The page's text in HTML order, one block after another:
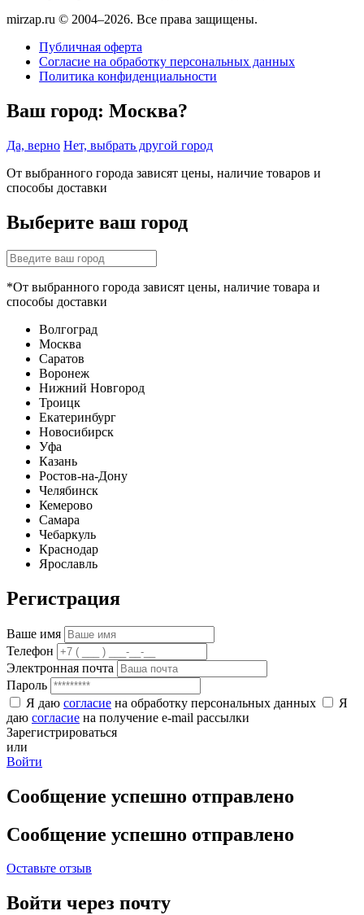
mirzap.ru © 2004–2026. Все права защищены.
Публичная оферта
Согласие на обработку персональных данных
Политика конфиденциальности
Ваш город: Москва?
Да, верно Нет, выбрать другой город
От выбранного города зависят цены, наличие товаров и
способы доставки
Выберите ваш город
*От выбранного города зависят цены, наличие товара и
способы доставки
Волгоград
Москва
Саратов
Воронеж
Нижний Новгород
Троицк
Екатеринбург
Новосибирск
Уфа
Казань
Ростов-на-Дону
Челябинск
Кемерово
Самара
Чебаркуль
Краснодар
Ярославль
Регистрация
Ваше имя
Телефон
Электронная почта
Пароль
Я даю согласие на обработку персональных данных
Я
даю согласие на получение e-mail рассылки
Зарегистрироваться
или
Войти
Сообщение успешно отправлено
Сообщение успешно отправлено
Оставьте отзыв
Войти через почту